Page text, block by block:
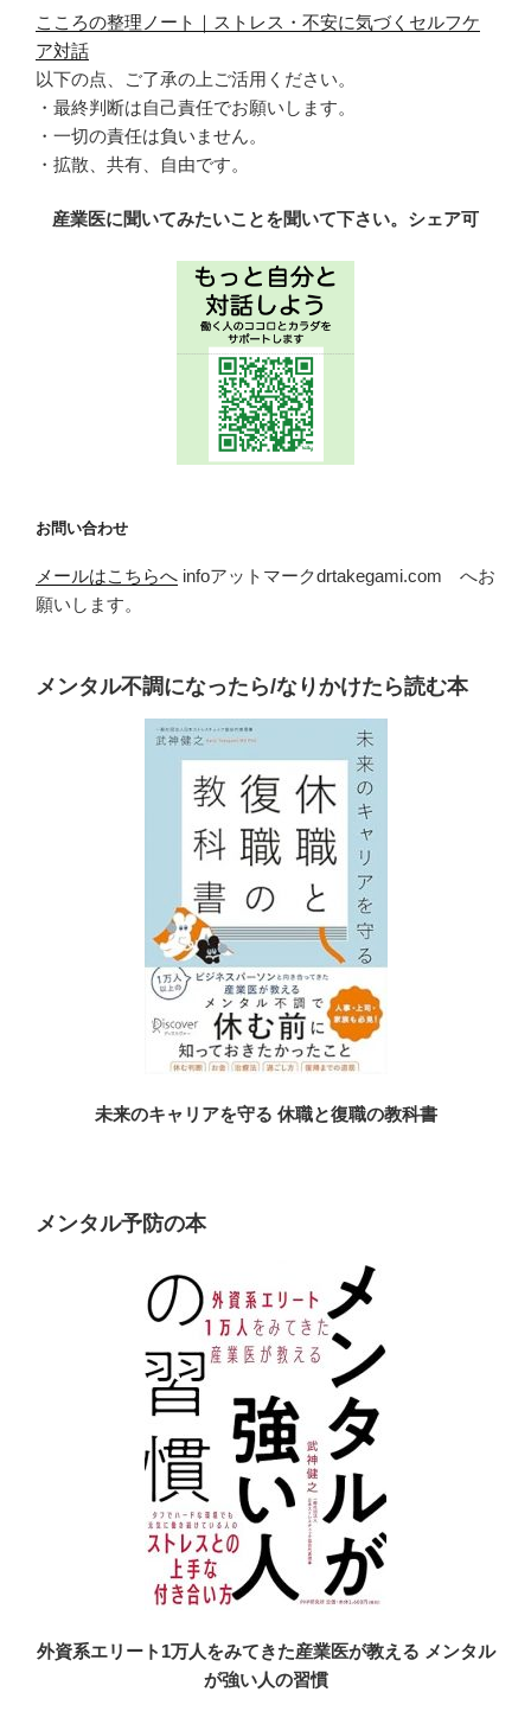
こころの整理ノート｜ストレス・不安に気づくセルフケ
ア対話
以下の点、ご了承の上ご活用ください。
・最終判断は自己責任でお願いします。
・一切の責任は負いません。
・拡散、共有、自由です。
産業医に聞いてみたいことを聞いて下さい。シェア可
お問い合わせ
メールはこちらへ infoアットマークdrtakegami.com へお
願いします。
メンタル不調になったら/なりかけたら読む本
未来のキャリアを守る 休職と復職の教科書
メンタル予防の本
外資系エリート1万人をみてきた産業医が教える メンタル
が強い人の習慣